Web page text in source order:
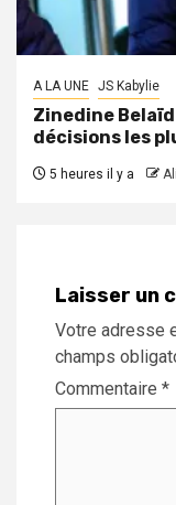
A LA UNE JS Kabylie
Zinedine
décisions les
5 heures il y a
Laisser un
Votre adresse
champs
Commentaire *